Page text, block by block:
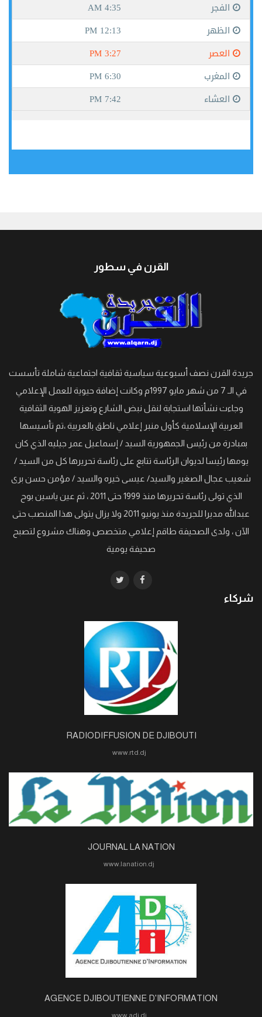
القرن في سطور
جريدة القرن نصف أسبوعية سياسية ثقافية اجتماعية شاملة تأسست
في الـ 7 من شهر مايو 1997م وكانت إضافة حيوية للعمل الإعلامي
وجاءت نشأتها استجابة لنقل نبض الشارع وتعزيز الهوية الثقافية
العربية الإسلامية كأول منبر إعلامي ناطق بالعربية ،تم تأسيسها
بمبادرة من رئيس الجمهورية السيد / إسماعيل عمر جيليه الذي كان
يومها رئيسا لديوان الرئاسة تتابع على رئاسة تحريرها كل من السيد /
شعيب عجال الصغير والسيد/ عيسى خيره والسيد / مؤمن حسن برى
الذي تولى رئاسة تحريرها منذ 1999 حتى 2011 ، ثم عين ياسين بوح
عبدالله مديرا للجريدة منذ يونيو 2011 ولا يزال يتولى هذا المنصب حتى
الآن ، ولدى الصحيفة طاقم إعلامي متخصص وهناك مشروع لتصبح
صحيفة يومية
شركاء
RADIODIFFUSION DE DJIBOUTI
JOURNAL LA NATION
AGENCE DJIBOUTIENNE D'INFORMATION